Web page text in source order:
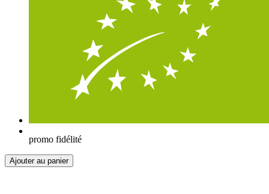
promo fidélité
Ajouter au panier